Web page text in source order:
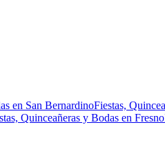
en San BernardinoFiestas,
Quinceañeras y Bodas en Fresno